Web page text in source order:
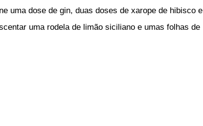
uma dose de gin, duas doses de xarope de hibisco e
uma rodela de limão siciliano e umas folhas de